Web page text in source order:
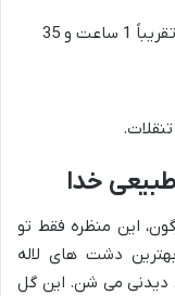
فاصله تا اصفهان: حدود 130 کیلومتر (تقریباً 1 ساعت و 35
خدا
این منظره فقط تو
دشت های لاله
دیدنی می شن. این گل